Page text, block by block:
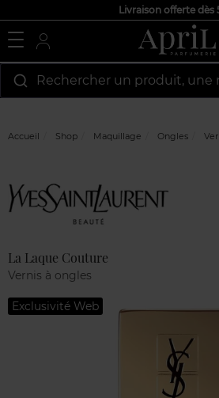
Livraison offerte dès
Rechercher un produit, une
Accueil Shop Maquillage Ongles
La Laque Couture
Vernis à ongles
Exclusivité Web